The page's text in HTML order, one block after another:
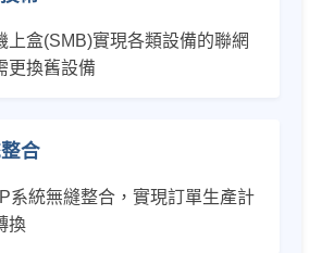
上盒(SMB)實現各類設備的聯網
更換舊設備
合
系統無縫整合，實現訂單生產計
換